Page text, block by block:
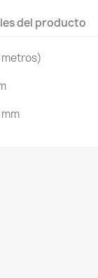
del producto